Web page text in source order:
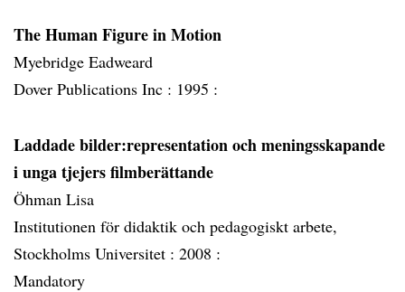
The Human Figure in Motion
Myebridge Eadweard
Dover Publications Inc : 1995 :
Laddade bilder:representation och meningsskapande
i unga tjejers filmberättande
Öhman Lisa
Institutionen för didaktik och pedagogiskt arbete,
Stockholms Universitet : 2008 :
Mandatory